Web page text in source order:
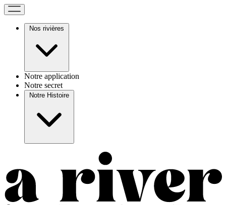
Nos rivières
Notre application
Notre secret
Notre Histoire